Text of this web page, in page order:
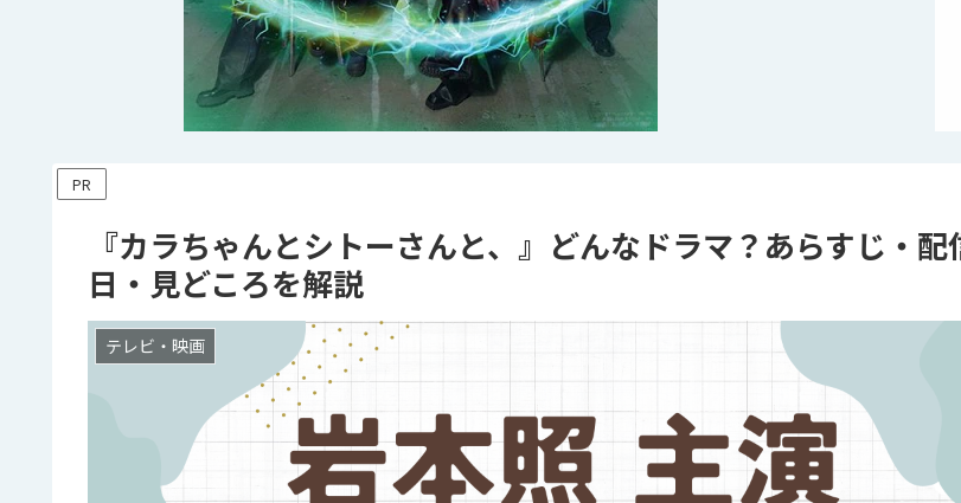
PR
『カラちゃんとシトーさんと、』どんなドラマ？あらすじ・配
日・見どころを解説
テレビ・映画